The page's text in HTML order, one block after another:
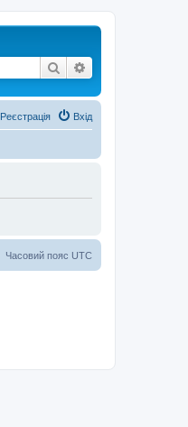
Пошук
Вхід
Реєстрація
Часовий пояс UTC